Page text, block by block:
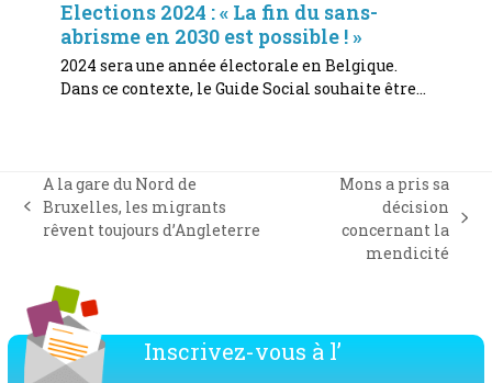
Elections 2024 : « La fin du sans-
abrisme en 2030 est possible ! »
2024 sera une année électorale en Belgique.
Dans ce contexte, le Guide Social souhaite être…
previous
post:
A la gare du Nord de
Bruxelles, les migrants
rêvent toujours d’Angleterre
Mons a pris sa
décision
concernant la
mendicité
Inscrivez-vous à l’